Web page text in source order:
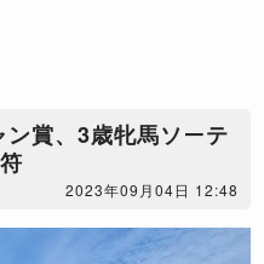
賞、3歳牝馬ソーテ
2023年09月04日 12:48